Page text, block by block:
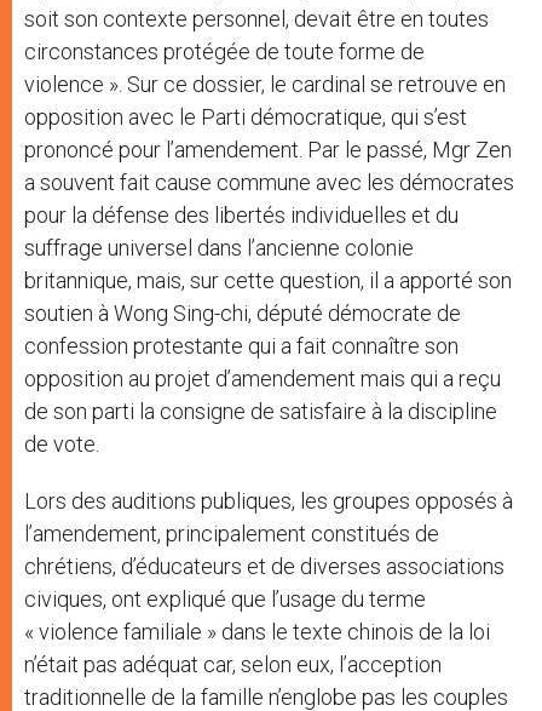
soit son contexte personnel, devait être en toutes
circonstances protégée de toute forme de
violence ». Sur ce dossier, le cardinal se retrouve en
opposition avec le Parti démocratique, qui s’est
prononcé pour l’amendement. Par le passé, Mgr Zen
a souvent fait cause commune avec les démocrates
pour la défense des libertés individuelles et du
suffrage universel dans l’ancienne colonie
britannique, mais, sur cette question, il a apporté son
soutien à Wong Sing-chi, député démocrate de
confession protestante qui a fait connaître son
opposition au projet d’amendement mais qui a reçu
de son parti la consigne de satisfaire à la discipline
de vote.
Lors des auditions publiques, les groupes opposés à
l’amendement, principalement constitués de
chrétiens, d’éducateurs et de diverses associations
civiques, ont expliqué que l’usage du terme
« violence familiale » dans le texte chinois de la loi
n’était pas adéquat car, selon eux, l’acception
traditionnelle de la famille n’englobe pas les couples